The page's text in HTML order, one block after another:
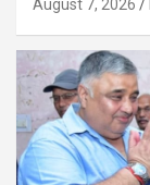
August 7, 2026